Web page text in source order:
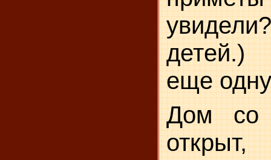
детей.)
еще
Дом со
открыт,